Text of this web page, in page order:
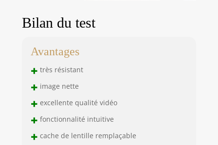
Résolution de
capture vidéo :
d'image : optique
Bilan du test
Avantages
+ très résistant
+ image nette
+ excellente qualité vidéo
+ fonctionnalité intuitive
+ cache de lentille remplaçable